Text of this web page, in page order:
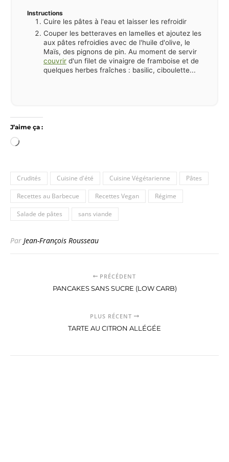
Instructions
Cuire les pâtes à l'eau et laisser les refroidir
Couper les betteraves en lamelles et ajoutez les
aux pâtes refroidies avec de l'huile d'olive, le
Maïs, des pignons de pin. Au moment de servir
couvrir d'un filet de vinaigre de framboise et de
quelques herbes fraîches : basilic, ciboulette...
J’aime ça :
Chargement…
Crudités Cuisine d'été Cuisine Végétarienne Pâtes
Recettes au Barbecue Recettes Vegan Régime
Salade de pâtes sans viande
Par Jean-François Rousseau
PRÉCÉDENT
PANCAKES SANS SUCRE (LOW CARB)
PLUS RÉCENT
TARTE AU CITRON ALLÉGÉE